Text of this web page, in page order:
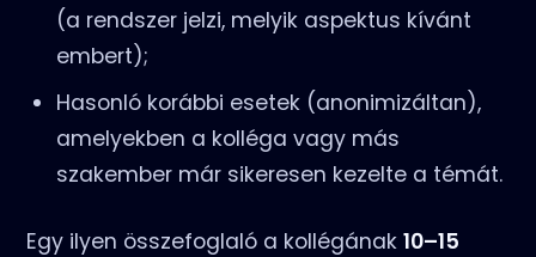
(a rendszer jelzi, melyik aspektus kívánt
embert);
Hasonló korábbi esetek (anonimizáltan),
amelyekben a kolléga vagy más
szakember már sikeresen kezelte a témát.
Egy ilyen összefoglaló a kollégának 10–15